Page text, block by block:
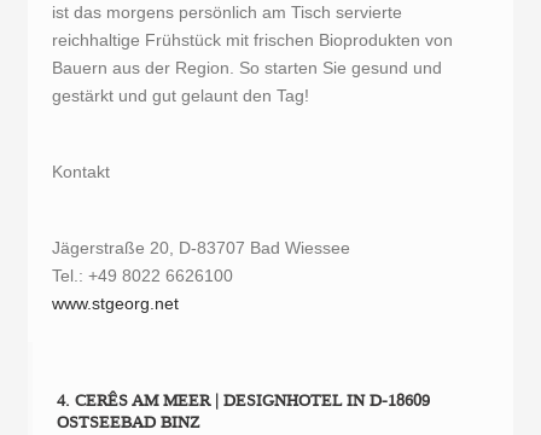
ist das morgens persönlich am Tisch servierte
reichhaltige Frühstück mit frischen Bioprodukten von
Bauern aus der Region. So starten Sie gesund und
gestärkt und gut gelaunt den Tag!
Kontakt
Jägerstraße 20, D-83707 Bad Wiessee
Tel.: +49 8022 6626100
www.stgeorg.net
4. CERÊS AM MEER | DESIGNHOTEL IN D-18609
OSTSEEBAD BINZ